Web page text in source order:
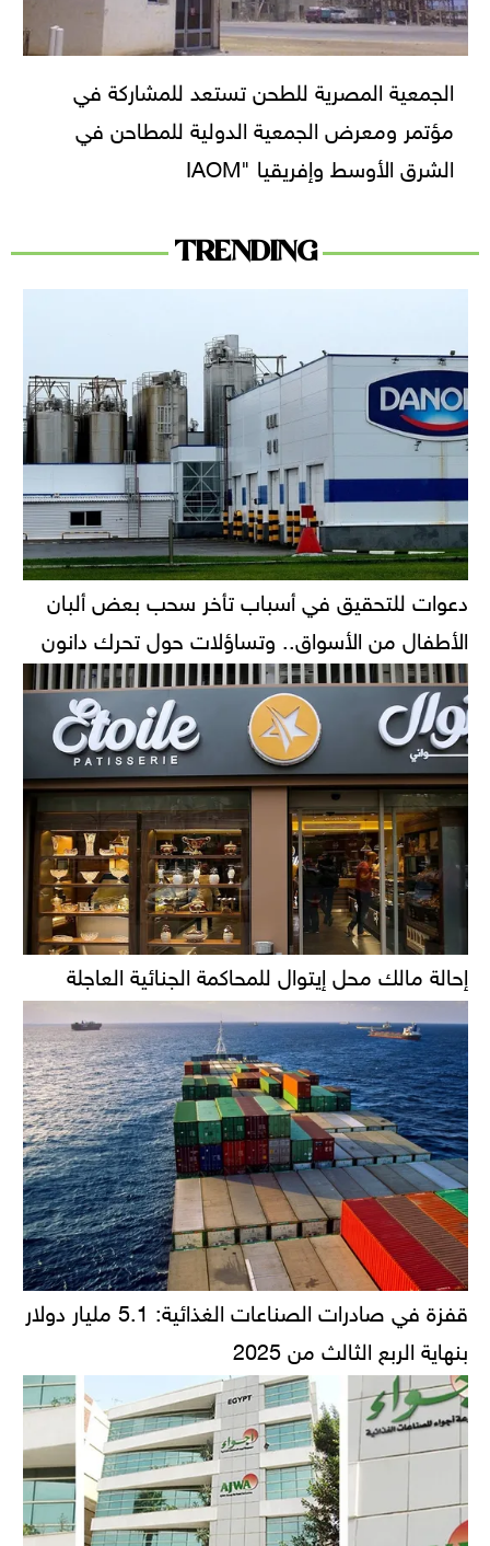
الجمعية المصرية للطحن تستعد للمشاركة في
مؤتمر ومعرض الجمعية الدولية للمطاحن في
الشرق الأوسط وإفريقيا "IAOM
TRENDING
دعوات للتحقيق في أسباب تأخر سحب بعض ألبان
الأطفال من الأسواق.. وتساؤلات حول تحرك دانون
إحالة مالك محل إيتوال للمحاكمة الجنائية العاجلة
قفزة في صادرات الصناعات الغذائية: 5.1 مليار دولار
بنهاية الربع الثالث من 2025